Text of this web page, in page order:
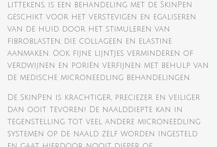
littekens, is een behandeling met de SkinPen
geschikt voor het verstevigen en egaliseren
van de huid door het stimuleren van
fibroblasten, die collageen en elastine
aanmaken. Ook fijne lijntjes verminderen of
verdwijnen en poriën verfijnen met behulp van
de medische microneedling behandelingen.
De SkinPen is krachtiger, preciezer en veiliger
dan ooit tevoren! De naalddiepte kan in
tegenstelling tot veel andere microneedling
systemen op de naald zelf worden ingesteld